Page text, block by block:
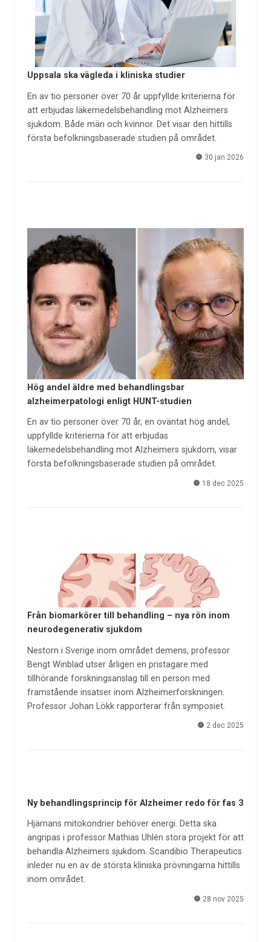
Uppsala ska vägleda i kliniska studier
En av tio personer över 70 år uppfyllde kriterierna för
att erbjudas läkemedelsbehandling mot Alzheimers
sjukdom. Både män och kvinnor. Det visar den hittills
första befolkningsbaserade studien på området.
30 jan 2026
Hög andel äldre med behandlingsbar
alzheimerpatologi enligt HUNT-studien
En av tio personer över 70 år, en oväntat hög andel,
uppfyllde kriterierna för att erbjudas
läkemedelsbehandling mot Alzheimers sjukdom, visar
första befolkningsbaserade studien på området.
18 dec 2025
Från biomarkörer till behandling – nya rön inom
neurodegenerativ sjukdom
Nestorn i Sverige inom området demens, professor
Bengt Winblad utser årligen en pristagare med
tillhörande forskningsanslag till en person med
framstående insatser inom Alzheimerforskningen.
Professor Johan Lökk rapporterar från symposiet.
2 dec 2025
Ny behandlingsprincip för Alzheimer redo för fas 3
Hjärnans mitokondrier behöver energi. Detta ska
angripas i professor Mathias Uhlén stora projekt för att
behandla Alzheimers sjukdom. Scandibio Therapeutics
inleder nu en av de största kliniska prövningarna hittills
inom området.
28 nov 2025